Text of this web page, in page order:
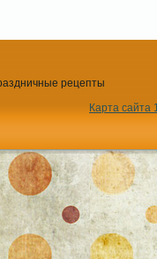
рецепты
Карта сайта